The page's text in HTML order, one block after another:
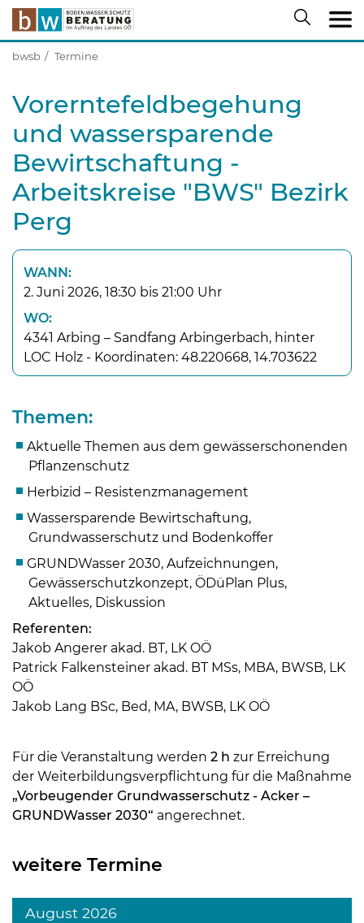
bwsb Termine
Vorerntefeldbegehung
und wassersparende
Bewirtschaftung -
Arbeitskreise "BWS" Bezirk
Perg
WANN:
2. Juni 2026, 18:30 bis 21:00 Uhr
WO:
4341 Arbing – Sandfang Arbingerbach, hinter
LOC Holz - Koordinaten: 48.220668, 14.703622
Themen:
Aktuelle Themen aus dem gewässerschonenden
Pflanzenschutz
Herbizid – Resistenzmanagement
Wassersparende Bewirtschaftung,
Grundwasserschutz und Bodenkoffer
GRUNDWasser 2030, Aufzeichnungen,
Gewässerschutzkonzept, ÖDüPlan Plus,
Aktuelles, Diskussion
Referenten:
Jakob Angerer akad. BT, LK OÖ
Patrick Falkensteiner akad. BT MSs, MBA, BWSB, LK
OÖ
Jakob Lang BSc, Bed, MA, BWSB, LK OÖ
Für die Veranstaltung werden 2 h zur Erreichung
der Weiterbildungsverpflichtung für die Maßnahme
„Vorbeugender Grundwasserschutz - Acker –
GRUNDWasser 2030“ angerechnet.
weitere Termine
August 2026